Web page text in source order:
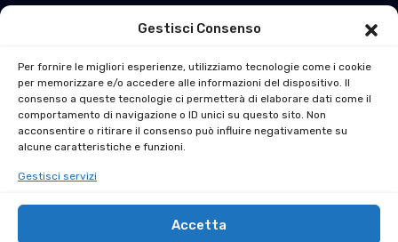
Gestisci Consenso
Per fornire le migliori esperienze, utilizziamo tecnologie come i cookie
per memorizzare e/o accedere alle informazioni del dispositivo. Il
consenso a queste tecnologie ci permetterà di elaborare dati come il
comportamento di navigazione o ID unici su questo sito. Non
acconsentire o ritirare il consenso può influire negativamente su
alcune caratteristiche e funzioni.
Gestisci servizi
Accetta
Ti ridiamo liquidità
La soluzione al Pignoramento Immobiliare in 30 Giorni